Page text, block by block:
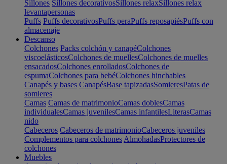
Sillones Sillones decorativosSillones relaxSillones relax
levantapersonas
Puffs Puffs decorativosPuffs peraPuffs reposapiésPuffs con
almacenaje
Descanso
Colchones Packs colchón y canapéColchones
viscoelásticosColchones de muellesColchones de muelles
ensacadosColchones enrolladosColchones de
espumaColchones para bebéColchones hinchables
Canapés y bases CanapésBase tapizadasSomieresPatas de
somieres
Camas Camas de matrimonioCamas doblesCamas
individualesCamas juvenilesCamas infantilesLiterasCamas
nido
Cabeceros Cabeceros de matrimonioCabeceros juveniles
Complementos para colchones AlmohadasProtectores de
colchones
Muebles